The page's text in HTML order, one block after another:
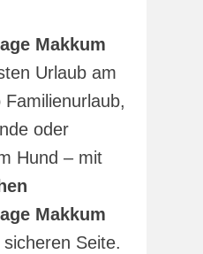
Makkum
Urlaub am
oder
Hund – mit
Makkum
Seite.